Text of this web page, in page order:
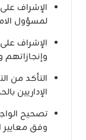
الإشراف
لمسؤول
الإشراف
التأكد من
الإداريين
تصحيح
وفق